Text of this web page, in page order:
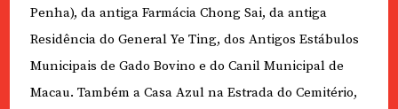
Penha), da antiga Farmácia Chong Sai, da antiga
Residência do General Ye Ting, dos Antigos Estábulos
Municipais de Gado Bovino e do Canil Municipal de
Macau. Também a Casa Azul na Estrada do Cemitério,